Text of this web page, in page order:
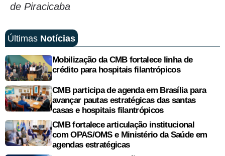
de Piracicaba
Últimas Notícias
Mobilização da CMB fortalece linha de
crédito para hospitais filantrópicos
CMB participa de agenda em Brasília para
avançar pautas estratégicas das santas
casas e hospitais filantrópicos
CMB fortalece articulação institucional
com OPAS/OMS e Ministério da Saúde em
agendas estratégicas